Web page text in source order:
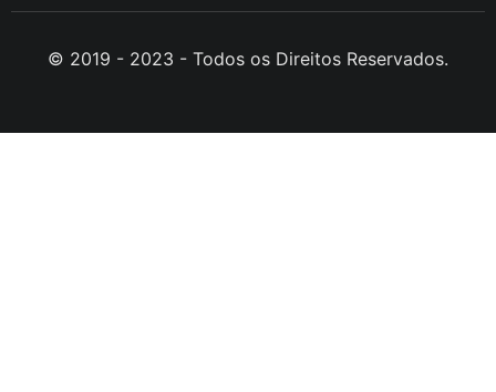
© 2019 - 2023 - Todos os Direitos Reservados.